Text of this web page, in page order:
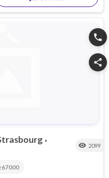
phone
share
•
visibility 2099
67000